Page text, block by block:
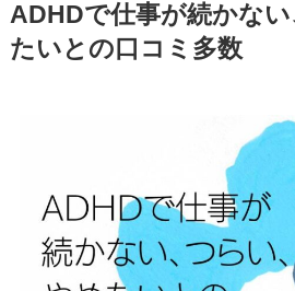
ADHDで仕事が続かな
たいとの口コミ多数